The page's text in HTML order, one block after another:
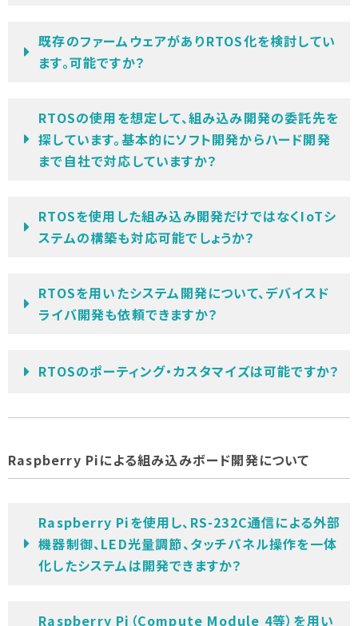
既存のファームウェアがありRTOS化を検討してい
ます。可能ですか？
RTOSの使用を想定して、組み込み開発の委託先を
探しています。基本的にソフト開発からハード開発
まで自社で対応していますか？
RTOSを使用した組み込み開発だけではなくIoTシ
ステムの構築も対応可能でしょうか？
RTOSを用いたシステム開発について、デバイスド
ライバ開発も依頼できますか？
RTOSのポーティング・カスタマイズは可能ですか？
Raspberry Piによる組み込みボード開発について
Raspberry Piを使用し、RS-232C通信による外部
機器制御、LED光量調節、タッチパネル操作を一体
化したシステムは開発できますか？
Raspberry Pi（Compute Module 4等）を用い